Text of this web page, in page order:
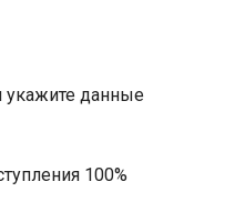
укажите данные
100%